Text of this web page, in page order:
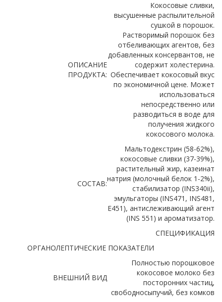
ОПИСАНИЕ
ПРОДУКТА:
Кокосовые сливки,
высушенные распылительной
сушкой в порошок.
Растворимый порошок без
отбеливающих агентов, без
добавленных консервантов, не
содержит холестерина.
Обеспечивает кокосовый вкус
по экономичной цене. Может
использоваться
непосредственно или
разводиться в воде для
получения жидкого
кокосового молока.
СОСТАВ:
Мальтодекстрин (58-62%),
кокосовые сливки (37-39%),
растительный жир, казеинат
натрия (молочный белок 1-2%),
стабилизатор (INS340ii),
эмульгаторы (INS471, INS481,
E451), антислеживающий агент
(INS 551) и ароматизатор.
СПЕЦИФИКАЦИЯ
ОРГАНОЛЕПТИЧЕСКИЕ ПОКАЗАТЕЛИ
ВНЕШНИЙ ВИД
Полностью порошковое
кокосовое молоко без
посторонних частиц,
свободносыпучий, без комков